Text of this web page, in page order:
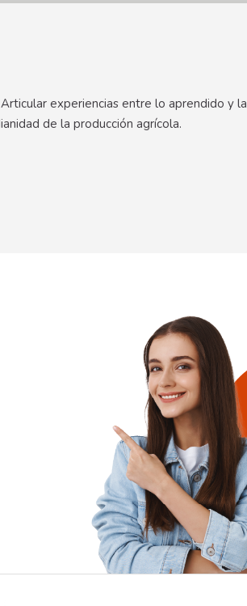
Articular experiencias entre lo aprendido y la
de la producción agrícola.